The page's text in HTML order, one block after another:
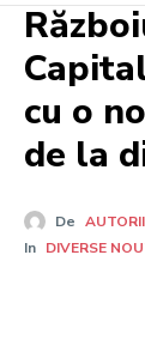
cu o
de la
De
In DIVERSE